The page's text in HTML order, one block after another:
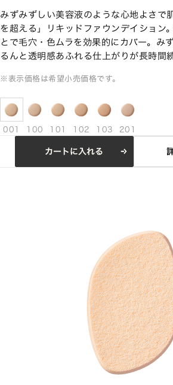
みずみずしい美容液のような心地よさで
を超える」リキッドファウンデイション
とで毛穴・色ムラを効果的にカバー。み
るんと透明感あふれる仕上がりが長時間
※表示価格は希望小売価格です。
001 100 101 102 103 201
カートに入れる